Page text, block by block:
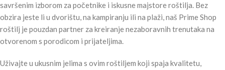
savršenim izborom za početnike i iskusne majstore roštilja. Bez
obzira jeste li u dvorištu, na kampiranju ili na plaži, naš Prime Shop
roštilj je pouzdan partner za kreiranje nezaboravnih trenutaka na
otvorenom s porodicom i prijateljima.
Uživajte u ukusnim jelima s ovim roštiljem koji spaja kvalitetu,